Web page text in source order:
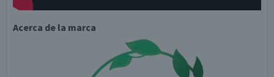
Acerca de la marca